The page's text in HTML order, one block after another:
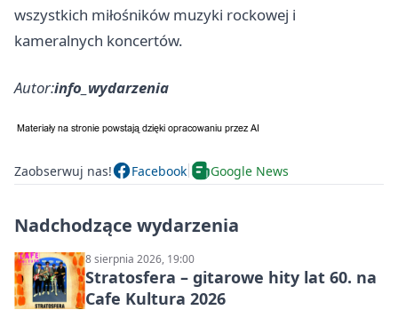
wszystkich miłośników muzyki rockowej i
kameralnych koncertów.
Autor:info_wydarzenia
Zaobserwuj nas! Facebook Google News
Nadchodzące wydarzenia
8 sierpnia 2026, 19:00
Stratosfera – gitarowe hity lat 60. na
Cafe Kultura 2026